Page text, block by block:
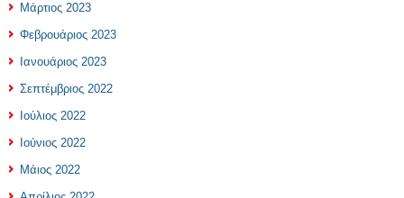
Μάρτιος 2023
Φεβρουάριος 2023
Ιανουάριος 2023
Σεπτέμβριος 2022
Ιούλιος 2022
Ιούνιος 2022
Μάιος 2022